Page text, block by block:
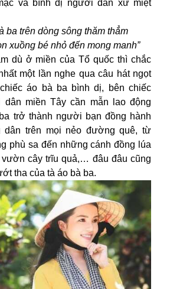
và bình dị người dân xứ miệt
ba trên dòng sông thăm thẳm
xuồng bé nhỏ đến mong manh”
dù ở miền của Tổ quốc thì chắc
một lần nghe qua câu hát ngọt
áo bà ba bình dị, bên chiếc
dân miền Tây cần mẫn lao động
trở thành người bạn đồng hành
dân trên mọi nẻo đường quê, từ
phù sa đến những cánh đồng lúa
vườn cây trĩu quả,… đâu đâu cũng
tha của tà áo bà ba.